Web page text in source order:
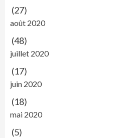
(27)
août 2020
(48)
juillet 2020
(17)
juin 2020
(18)
mai 2020
(5)